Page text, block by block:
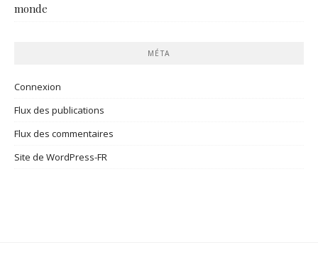
monde
MÉTA
Connexion
Flux des publications
Flux des commentaires
Site de WordPress-FR